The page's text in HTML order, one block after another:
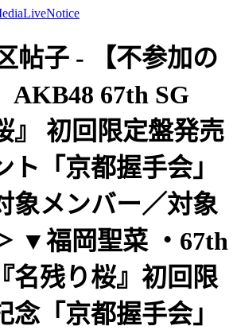
LiveNotice
帖子 - 【不参加の
AKB48 67th SG
』 初回限定盤発売
ト「京都握手会」
象メンバー／対象
▼福岡聖菜 ・67th
名残り桜』初回限
念「京都握手会」